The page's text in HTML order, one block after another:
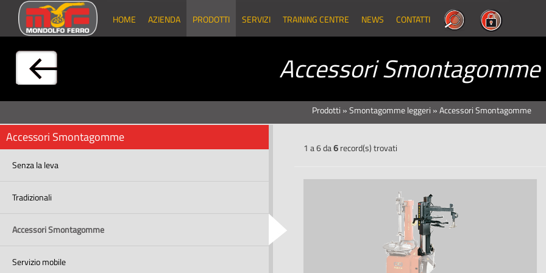
HOME AZIENDA PRODOTTI SERVIZI TRAINING CENTRE NEWS CONTATTI
Accessori Smontagomme
Prodotti »Smontagomme leggeri »Accessori Smontagomme
Accessori Smontagomme
Senza la leva
Tradizionali
Accessori Smontagomme
Servizio mobile
1 a 6 da6record(s) trovati